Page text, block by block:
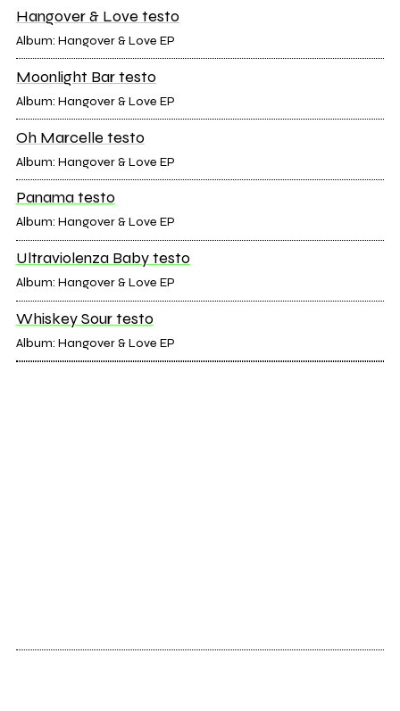
Hangover & Love testo
Album: Hangover & Love EP
Moonlight Bar testo
Album: Hangover & Love EP
Oh Marcelle testo
Album: Hangover & Love EP
Panama testo
Album: Hangover & Love EP
Ultraviolenza Baby testo
Album: Hangover & Love EP
Whiskey Sour testo
Album: Hangover & Love EP